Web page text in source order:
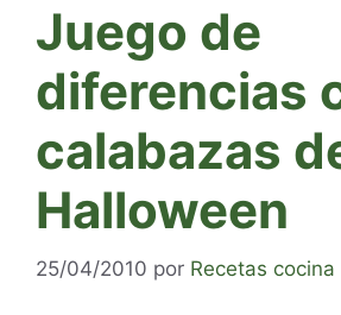
Juego de
diferencias
calabazas
Halloween
25/04/2010 por Recetas cocina